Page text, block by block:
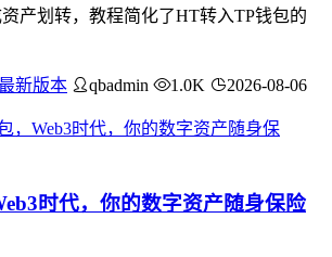
产划转，教程简化了HT转入TP钱包的
新版本 qbadmin 1.0K 2026-08-06
时代，你的数字资产随身保险